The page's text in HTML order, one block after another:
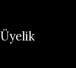
Üyelik